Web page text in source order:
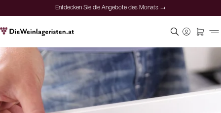
Entdecken Sie die Angebote des Monats →